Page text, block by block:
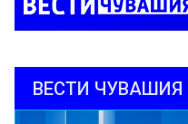
ВЕСТИ ЧУВАШИЯ